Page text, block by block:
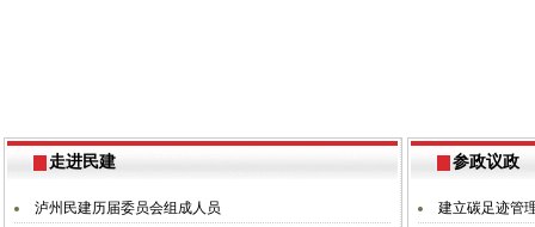
走进民建
泸州民建历届委员会组成人员
参政议政
建立碳足迹管